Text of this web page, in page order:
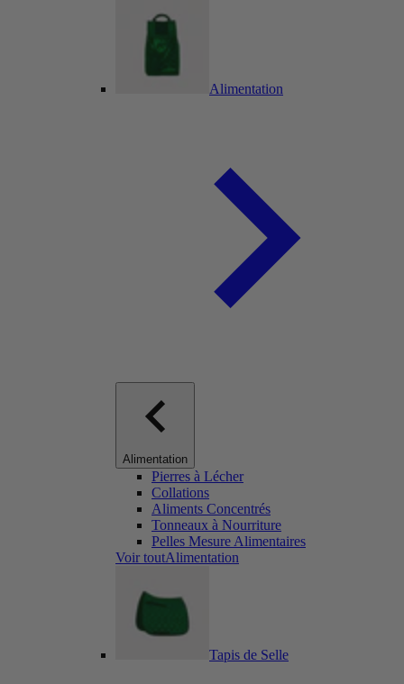
Alimentation
Alimentation
Pierres à Lécher
Collations
Aliments Concentrés
Tonneaux à Nourriture
Pelles Mesure Alimentaires
Voir toutAlimentation
Tapis de Selle